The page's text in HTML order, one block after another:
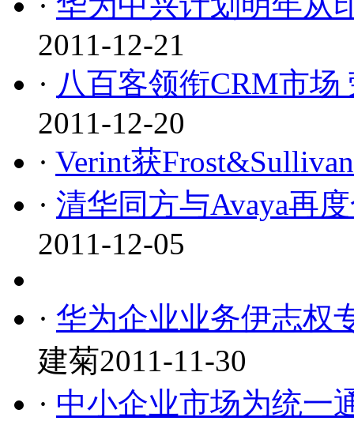
2011-12-21
· 八百客领衔CRM市场
2011-12-20
· Verint获
· 清华同方与Avaya再
2011-12-05
· 华为企业业务伊志权
建菊2011-11-30
· 中小企业市场为统一